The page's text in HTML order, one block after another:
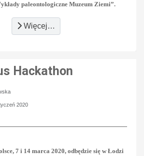
paleontologiczne Muzeum Ziemi”.
Więcej…
Hackathon
2020
7 i 14 marca 2020, odbędzie się w Łodzi